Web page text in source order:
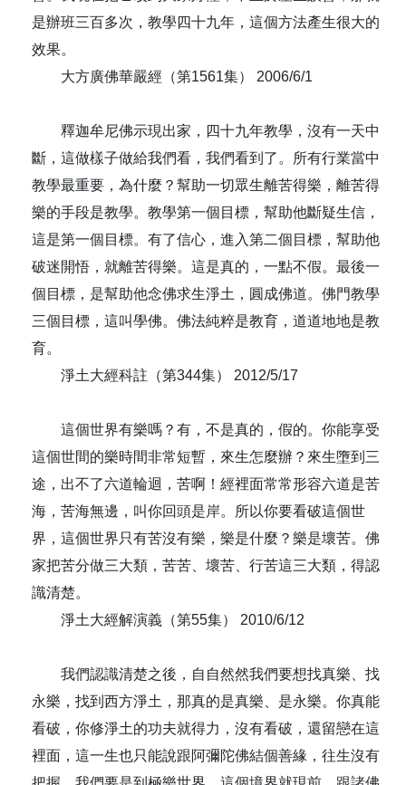
是辦班三百多次，教學四十九年，這個方法產生很大的
效果。
大方廣佛華嚴經（第1561集） 2006/6/1
釋迦牟尼佛示現出家，四十九年教學，沒有一天中
斷，這做樣子做給我們看，我們看到了。所有行業當中
教學最重要，為什麼？幫助一切眾生離苦得樂，離苦得
樂的手段是教學。教學第一個目標，幫助他斷疑生信，
這是第一個目標。有了信心，進入第二個目標，幫助他
破迷開悟，就離苦得樂。這是真的，一點不假。最後一
個目標，是幫助他念佛求生淨土，圓成佛道。佛門教學
三個目標，這叫學佛。佛法純粹是教育，道道地地是教
育。
淨土大經科註（第344集） 2012/5/17
這個世界有樂嗎？有，不是真的，假的。你能享受
這個世間的樂時間非常短暫，來生怎麼辦？來生墮到三
途，出不了六道輪迴，苦啊！經裡面常常形容六道是苦
海，苦海無邊，叫你回頭是岸。所以你要看破這個世
界，這個世界只有苦沒有樂，樂是什麼？樂是壞苦。佛
家把苦分做三大類，苦苦、壞苦、行苦這三大類，得認
識清楚。
淨土大經解演義（第55集） 2010/6/12
我們認識清楚之後，自自然然我們要想找真樂、找
永樂，找到西方淨土，那真的是真樂、是永樂。你真能
看破，你修淨土的功夫就得力，沒有看破，還留戀在這
裡面，這一生也只能說跟阿彌陀佛結個善緣，往生沒有